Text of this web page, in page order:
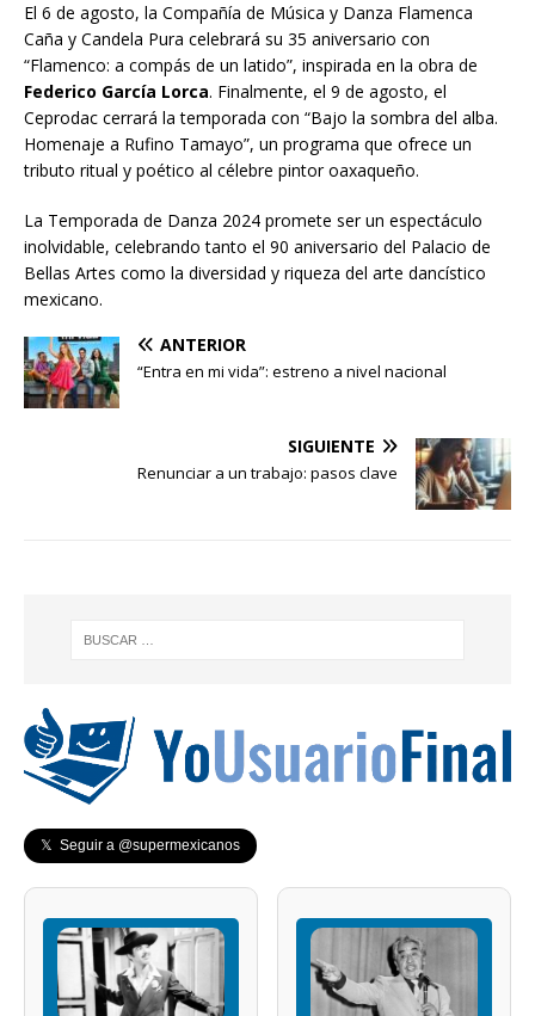
El 6 de agosto, la Compañía de Música y Danza Flamenca
Caña y Candela Pura celebrará su 35 aniversario con
“Flamenco: a compás de un latido”, inspirada en la obra de
Federico García Lorca. Finalmente, el 9 de agosto, el
Ceprodac cerrará la temporada con “Bajo la sombra del alba.
Homenaje a Rufino Tamayo”, un programa que ofrece un
tributo ritual y poético al célebre pintor oaxaqueño.
La Temporada de Danza 2024 promete ser un espectáculo
inolvidable, celebrando tanto el 90 aniversario del Palacio de
Bellas Artes como la diversidad y riqueza del arte dancístico
mexicano.
ANTERIOR
“Entra en mi vida”: estreno a nivel nacional
SIGUIENTE
Renunciar a un trabajo: pasos clave
𝕏 Seguir a @supermexicanos